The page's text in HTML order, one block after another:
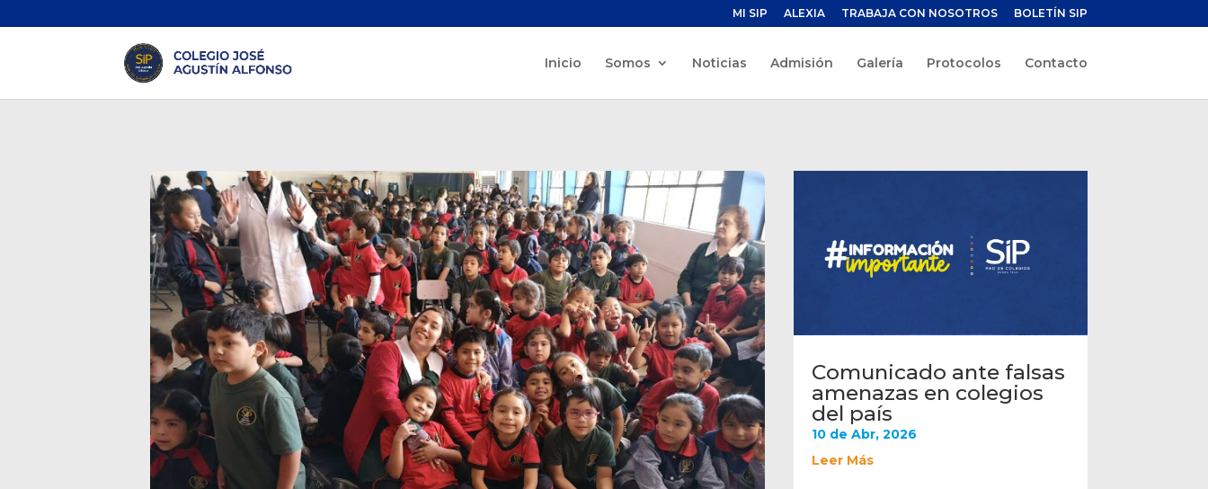
MI SIP ALEXIA TRABAJA CON NOSOTROS BOLETÍN SIP
Inicio Somos Noticias Admisión Galería Protocolos Contacto
Comunicado ante falsas
amenazas en colegios
del país
10 de Abr, 2026
Leer Más